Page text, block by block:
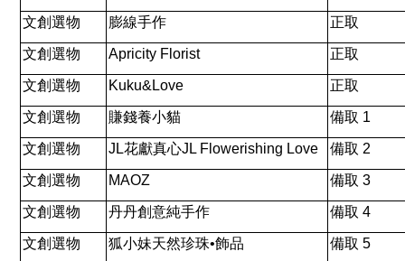
文創選物 膨線手作 正取
文創選物 Apricity Florist 正取
文創選物 Kuku&Love 正取
文創選物 賺錢養小貓 備取 1
文創選物 JL花獻真心JL Flowerishing Love 備取 2
文創選物 MAOZ 備取 3
文創選物 丹丹創意純手作 備取 4
文創選物 狐小妹天然珍珠•飾品 備取 5